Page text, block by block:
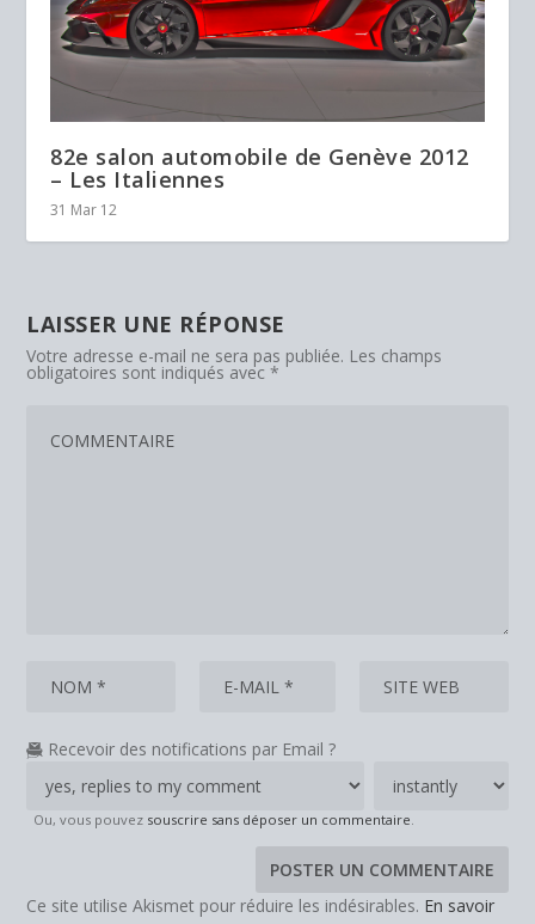
82e salon automobile de Genève 2012
– Les Italiennes
31 Mar 12
LAISSER UNE RÉPONSE
Votre adresse e-mail ne sera pas publiée. Les champs
obligatoires sont indiqués avec*
Recevoir des notifications par Email ?
Ou, vous pouvez souscrire sans déposer un commentaire.
Ce site utilise Akismet pour réduire les indésirables. En savoir